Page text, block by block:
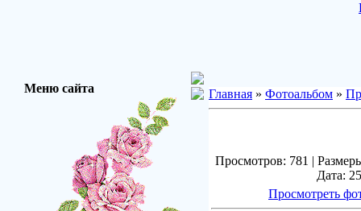
Меню сайта Главная » Фотоальбом »
Просмотров: 781 |
Дата:
Просмотреть